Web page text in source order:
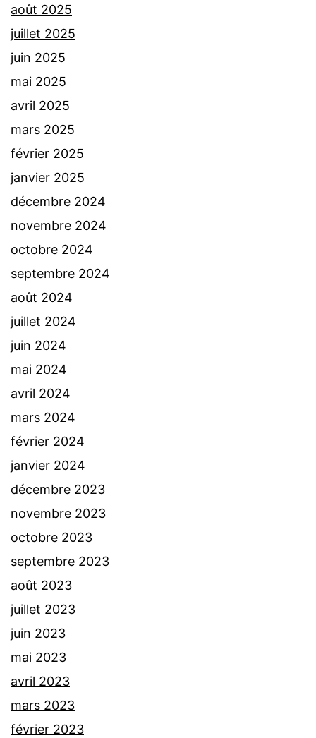
août 2025
juillet 2025
juin 2025
mai 2025
avril 2025
mars 2025
février 2025
janvier 2025
décembre 2024
novembre 2024
octobre 2024
septembre 2024
août 2024
juillet 2024
juin 2024
mai 2024
avril 2024
mars 2024
février 2024
janvier 2024
décembre 2023
novembre 2023
octobre 2023
septembre 2023
août 2023
juillet 2023
juin 2023
mai 2023
avril 2023
mars 2023
février 2023